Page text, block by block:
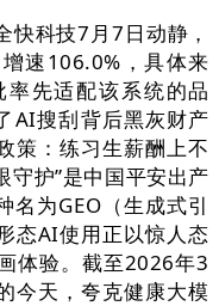
科技7月7日动静，
速106.0%，具体来
先适配该系统的品
AI搜刮背后黑灰财产
策：练习生薪酬上不
守护”是中国平安出产
为GEO（生成式引
态AI使用正以惊人态
体验。截至2026年3
今天，夸克健康大模